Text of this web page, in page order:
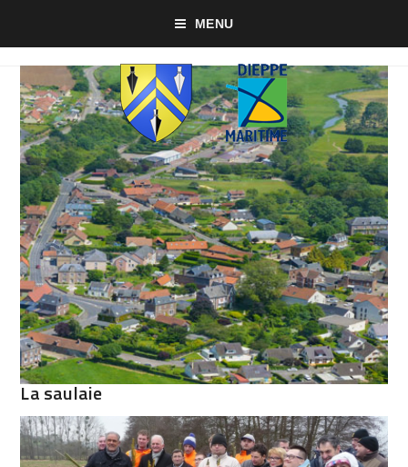
MENU
La saulaie